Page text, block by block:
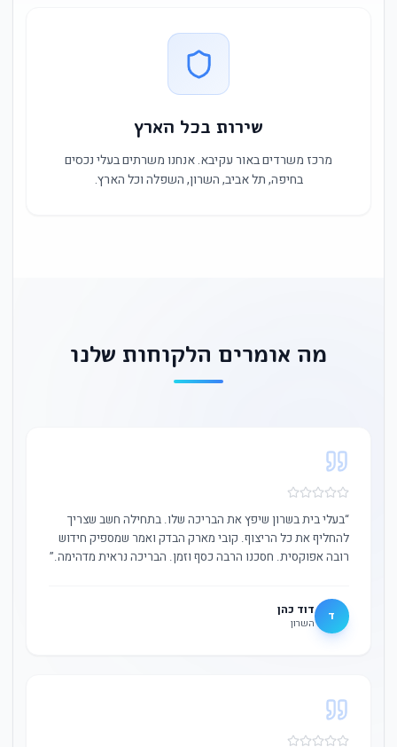
שירות בכל הארץ
מרכז משרדים באור עקיבא. אנחנו משרתים בעלי נכסים
בחיפה, תל אביב, השרון, השפלה וכל הארץ.
מה אומרים הלקוחות שלנו
“בעלי בית בשרון שיפץ את הבריכה שלו. בתחילה חשב שצריך
להחליף את כל הריצוף. קובי מארק הבדק ואמר שמספיק חידוש
רובה אפוקסית. חסכנו הרבה כסף וזמן. הבריכה נראית מדהימה.”
ד דוד כהן
השרון